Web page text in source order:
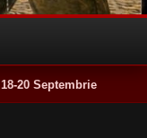
Septembrie